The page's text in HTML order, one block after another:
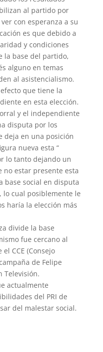
al partido por
con esperanza a su
es que debido a
y condiciones
la base del partido,
alguno en temas
al asistencialismo.
que tiene la
en esta elección.
y el independiente
disputa por los
deja en una posición
nueva esta “
lo tanto dejando un
no estar presente esta
base social en disputa
lo cual posiblemente le
haría la elección más
divide la base
fue cercano al
CCE (Consejo
de Felipe
Televisión.
actualmente
del PRI de
del malestar social.